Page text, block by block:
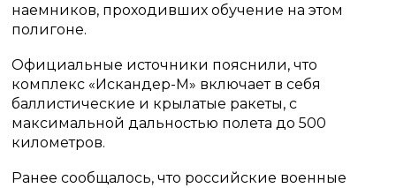
наемников, проходивших обучение на этом
полигоне.
Официальные источники пояснили, что
комплекс «Искандер-М» включает в себя
баллистические и крылатые ракеты, с
максимальной дальностью полета до 500
километров.
Ранее сообщалось, что российские военные